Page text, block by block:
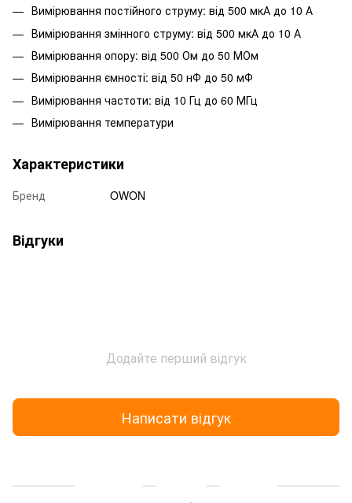
Вимірювання постійного струму: від 500 мкА до 10 А
Вимірювання змінного струму: від 500 мкА до 10 А
Вимірювання опору: від 500 Ом до 50 МОм
Вимірювання ємності: від 50 нФ до 50 мФ
Вимірювання частоти: від 10 Гц до 60 МГц
Вимірювання температури
Характеристики
Бренд OWON
Відгуки
Додайте перший відгук
Написати відгук